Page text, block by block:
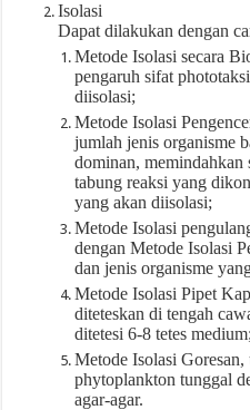
Isolasi
Dapat dilakukan dengan
Metode Isolasi secara
pengaruh sifat
diisolasi;
Metode Isolasi
jumlah jenis organisme
dominan, memindahkan
tabung reaksi yang
yang akan diisolasi;
Metode Isolasi
dengan Metode Isolasi
dan jenis organisme
Metode Isolasi Pipet
diteteskan di tengah
ditetesi 6-8 tetes
Metode Isolasi
phytoplankton tunggal
agar-agar.